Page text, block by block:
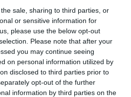
sale, sharing to third parties, or
or sensitive information for
please use the below opt-out
Please note that after your
you may continue seeing
on personal information utilized by
disclosed to third parties prior to
opt-out of the further
information by third parties on the
OUT OF STOCK
Kötények
TŰZOLTÓ FIRE MINTÁS
VICCES KÖTÉNY